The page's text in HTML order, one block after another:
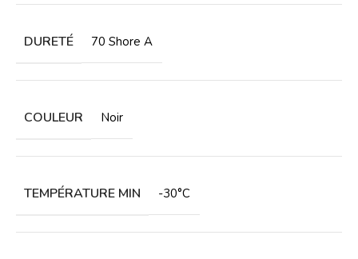
DURETÉ 70 Shore A
COULEUR Noir
TEMPÉRATURE MIN -30°C